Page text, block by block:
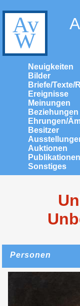
Neuigkeiten
Bilder
Briefe/Texte/
Ereignisse
Meinungen
Beziehungen
Ehrungen/
Besitzer
Auktionen
Publikationen
Sonstiges
Personen